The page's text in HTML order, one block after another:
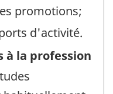
promotions;
d'activité.
à la profession